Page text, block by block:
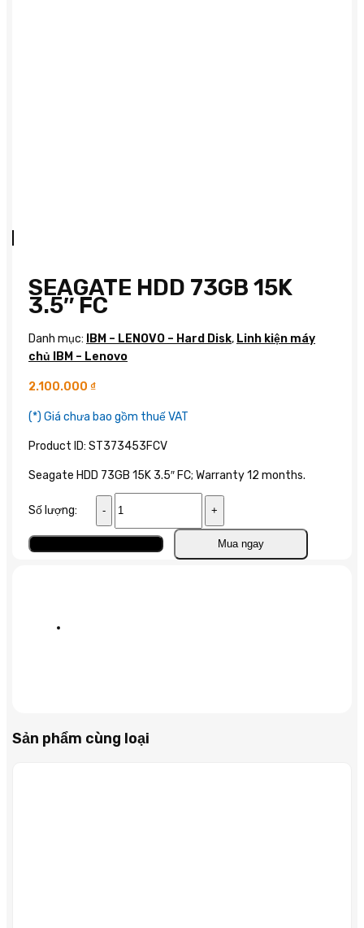
SEAGATE HDD 73GB 15K
3.5″ FC
Danh mục: IBM – LENOVO – Hard Disk, Linh kiện máy
chủ IBM – Lenovo
2.100.000 ₫
(*) Giá chưa bao gồm thuế VAT
Product ID: ST373453FCV
Seagate HDD 73GB 15K 3.5″ FC; Warranty 12 months.
Số lượng:
HDD
73GB
15K
Mua ngay
Sản phẩm cùng loại